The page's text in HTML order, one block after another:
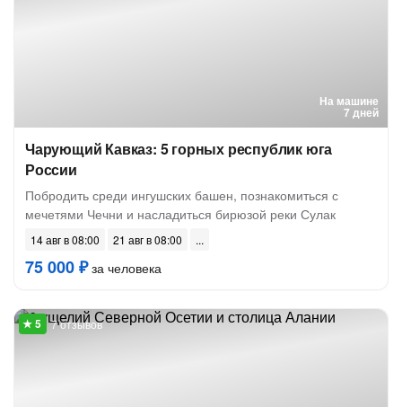
На машине
7 дней
Чарующий Кавказ: 5 горных республик юга
России
Побродить среди ингушских башен, познакомиться с
мечетями Чечни и насладиться бирюзой реки Сулак
14 авг в 08:00 21 авг в 08:00
75 000 ₽за человека
7 отзывов